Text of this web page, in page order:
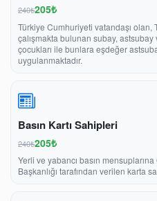
240₺205₺
Türkiye Cumhuriyeti vatandaşı olan,
çalışmakta bulunan subay,
çocukları ile bunlara eşdeğer
uygulanmaktadır.
Basın Kartı Sahipleri
240₺205₺
Yerli ve yabancı basın
Başkanlığı tarafından verilen karta